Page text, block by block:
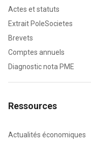
Actes et statuts
Extrait PoleSocietes
Brevets
Comptes annuels
Diagnostic nota PME
Ressources
Actualités économiques